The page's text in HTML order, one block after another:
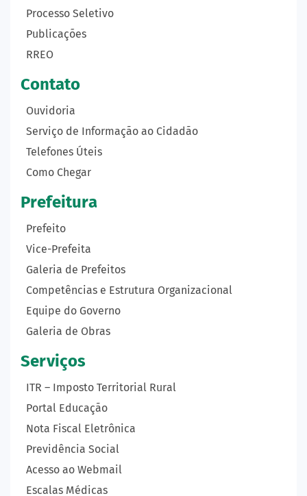
Processo Seletivo
Publicações
RREO
Contato
Ouvidoria
Serviço de Informação ao Cidadão
Telefones Úteis
Como Chegar
Prefeitura
Prefeito
Vice-Prefeita
Galeria de Prefeitos
Competências e Estrutura Organizacional
Equipe do Governo
Galeria de Obras
Serviços
ITR – Imposto Territorial Rural
Portal Educação
Nota Fiscal Eletrônica
Previdência Social
Acesso ao Webmail
Escalas Médicas